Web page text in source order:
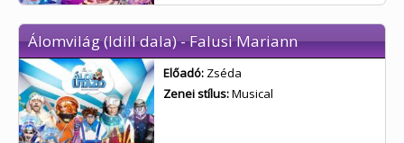
Álomvilág (Idill dala) - Falusi Mariann
Előadó: Zséda
Zenei stílus:Musical